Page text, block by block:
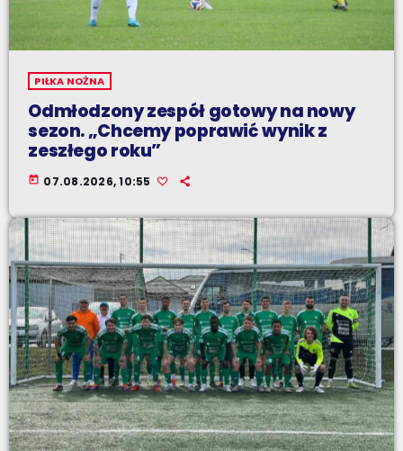
PIŁKA NOŻNA
Odmłodzony zespół gotowy na nowy
sezon. „Chcemy poprawić wynik z
zeszłego roku”
today 07.08.2026, 10:55